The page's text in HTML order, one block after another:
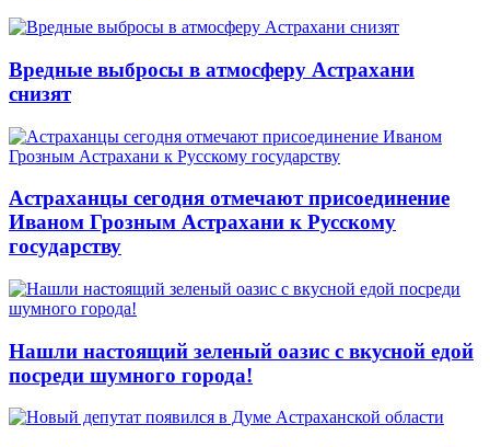
Вредные выбросы в атмосферу Астрахани
снизят
Астраханцы сегодня отмечают присоединение
Иваном Грозным Астрахани к Русскому
государству
Нашли настоящий зеленый оазис с вкусной едой
посреди шумного города!